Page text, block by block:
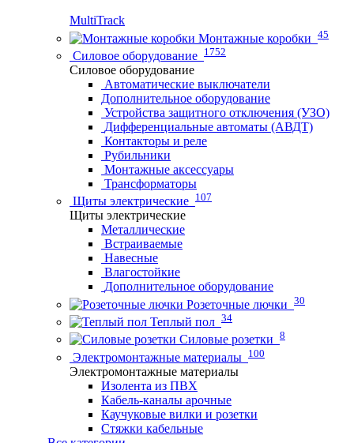
MultiTrack
Монтажные коробки 45
Силовое оборудование 1752
Силовое оборудование
Автоматические выключатели
Дополнительное оборудование
Устройства защитного отключения (УЗО)
Дифференциальные автоматы (АВДТ)
Контакторы и реле
Рубильники
Монтажные аксессуары
Трансформаторы
Щиты электрические 107
Щиты электрические
Металлические
Встраиваемые
Навесные
Влагостойкие
Дополнительное оборудование
Розеточные лючки 30
Теплый пол 34
Силовые розетки 8
Электромонтажные материалы 100
Электромонтажные материалы
Изолента из ПВХ
Кабель-каналы арочные
Каучуковые вилки и розетки
Стяжки кабельные